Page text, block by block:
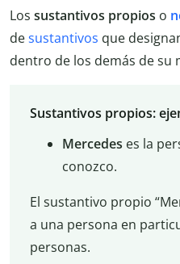
Los sustantivos propios o
desustantivos que
dentro de los demás de su
Sustantivos propios:
Mercedes es la
conozco.
El sustantivo propio
a una persona en
personas.